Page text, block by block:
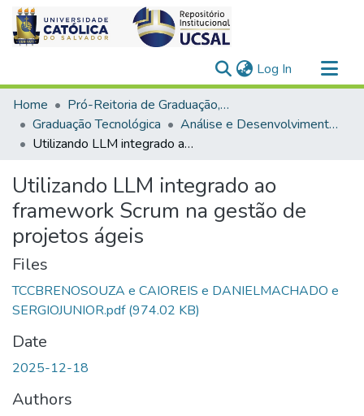
Log In (current)
Communities & Collections
All of DSpace
Statistics
Home
Pró-Reitoria de Graduação, Extensão e Ação Comunitária
Graduação Tecnológica
Análise e Desenvolvimento de Sistemas
Utilizando LLM integrado ao framework Scrum na gestão de projetos ágeis
Utilizando LLM integrado ao
framework Scrum na gestão de
projetos ágeis
Files
TCCBRENOSOUZA e CAIOREIS e DANIELMACHADO e
SERGIOJUNIOR.pdf(974.02 KB)
Date
2025-12-18
Authors